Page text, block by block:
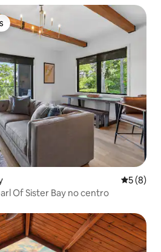
5 de
5 (8)
Of Sister Bay no centro